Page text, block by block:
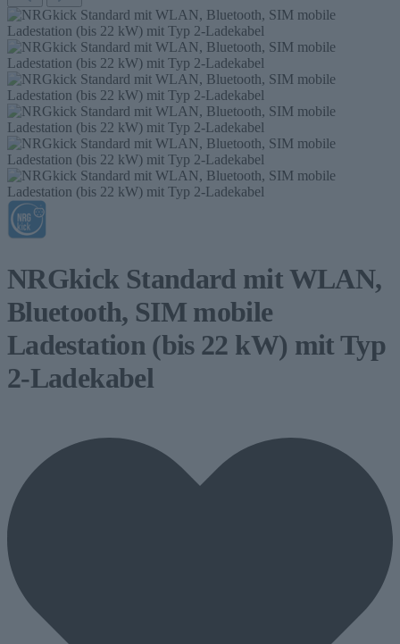
NRGkick Standard mit WLAN,
Bluetooth, SIM mobile
Ladestation (bis 22 kW) mit Typ
2-Ladekabel